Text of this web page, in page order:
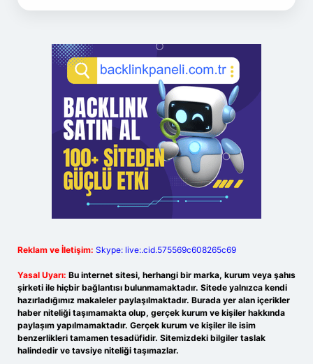
Reklam ve İletişim: Skype: live:.cid.575569c608265c69
Yasal Uyarı: Bu internet sitesi, herhangi bir marka, kurum veya şahıs
şirketi ile hiçbir bağlantısı bulunmamaktadır. Sitede yalnızca kendi
hazırladığımız makaleler paylaşılmaktadır. Burada yer alan içerikler
haber niteliği taşımamakta olup, gerçek kurum ve kişiler hakkında
paylaşım yapılmamaktadır. Gerçek kurum ve kişiler ile isim
benzerlikleri tamamen tesadüfidir. Sitemizdeki bilgiler taslak
halindedir ve tavsiye niteliği taşımazlar.